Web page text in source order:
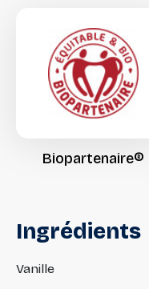
Biopartenaire®
Ingrédients
Vanille